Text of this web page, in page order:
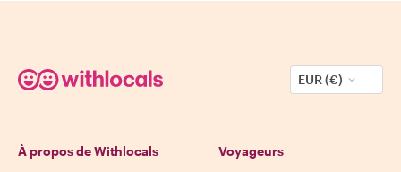
EUR (€)
À propos de Withlocals Voyageurs